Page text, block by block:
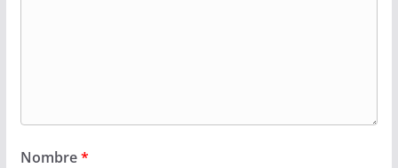
Nombre*